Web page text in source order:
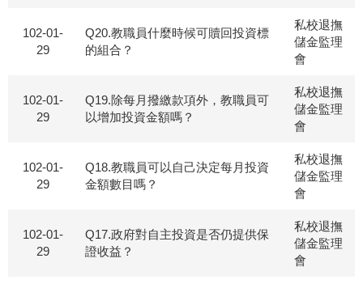
102-01-
29
Q20.教職員什麼時候可贖回投資標
的組合？
私校退撫
儲金監理
會
102-01-
29
Q19.除每月撥繳款項外，教職員可
以增加投資金額嗎？
私校退撫
儲金監理
會
102-01-
29
Q18.教職員可以自己決定每月投資
金額數目嗎？
私校退撫
儲金監理
會
102-01-
29
Q17.政府對自主投資是否仍提供保
證收益？
私校退撫
儲金監理
會